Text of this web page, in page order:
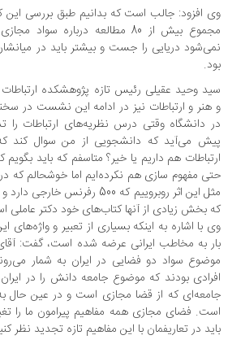
وی افزود: جالب است که بدانیم طبق بررسی این
مجموع بیش از 80 مطالعه درباره سواد
نمی‌شود دریایی را جست و بیشتر باید در
بود.
سید وحید عقیلی رئیس تازه پژوهشکده
و هنر و ارتباطات نیز در ادامه این نشست در
در دانشگاه وقتی درس نظریه‌های ارتباطات را
پیش می‌آید که دانشجویی از من سوال کند که
ارتباطات هم داریم یا خیر؟ متاسفم که باید بگویم
حتی مفهوم سازی هم نکرده‌ایم اما خوشحالم که
که بخش زیادی از آنها کتاب‌های خود دکتر عاملی
وی با اشاره به اینکه بسیاری از تعبیر و واژه‌های
بار به مخاطب ایرانی عرضه شده است، گفت: آقای
موضوع سواد دو فضایی در ایران به شمار
افرادی بودند که موضوع جامعه دانش را در
جامعه‌ای که از قضا مجازی است و در عین حال
است. فضای مجازی همه مفاهیم پیرامون ما را
باید در تعاریفمان با این مفاهیم تازه تجدید نظر